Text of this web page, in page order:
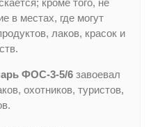
кроме того, не
в местах, где могут
лаков, красок и
ФОС-3-5/6 завоевал
охотников, туристов,